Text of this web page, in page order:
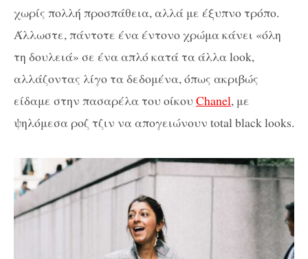
χωρίς πολλή προσπάθεια, αλλά με έξυπνο τρόπο.
Άλλωστε, πάντοτε ένα έντονο χρώμα κάνει «όλη
τη δουλειά» σε ένα απλό κατά τα άλλα look,
αλλάζοντας λίγο τα δεδομένα, όπως ακριβώς
είδαμε στην πασαρέλα του οίκου Chanel, με
ψηλόμεσα ροζ τζιν να απογειώνουν total black looks.